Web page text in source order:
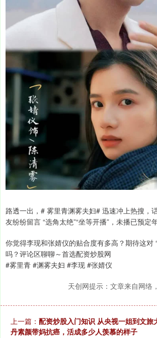
路透一出，# 雾里青渊雾夫妇# 迅速冲上热搜，
友纷纷留言 “选角太绝”“坐等开播”，未播已预定
你觉得李现和张婧仪的贴合度有多高？期待这对
吗？评论区聊聊～首选配资炒股网
#雾里青 #渊雾夫妇 #李现 #张婧仪
天创网提示：文章来自网络
上一篇： 配资炒股入门知识 从央视一姐到文旅
丹素颜带妈抗癌，活成多少人羡慕的样子